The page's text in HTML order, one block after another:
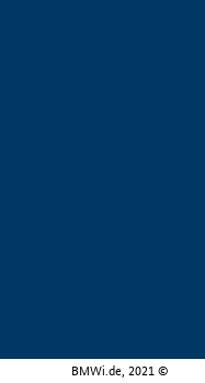
BMWi.de, 2021 ©